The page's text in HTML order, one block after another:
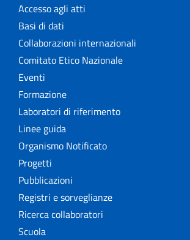
Accesso agli atti
Basi di dati
Collaborazioni internazionali
Comitato Etico Nazionale
Eventi
Formazione
Laboratori di riferimento
Linee guida
Organismo Notificato
Progetti
Pubblicazioni
Registri e sorveglianze
Ricerca collaboratori
Scuola